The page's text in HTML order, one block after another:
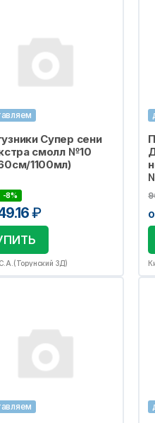
Супер сени
смолл №10
1100мл)
-8%
₽
ЗД)